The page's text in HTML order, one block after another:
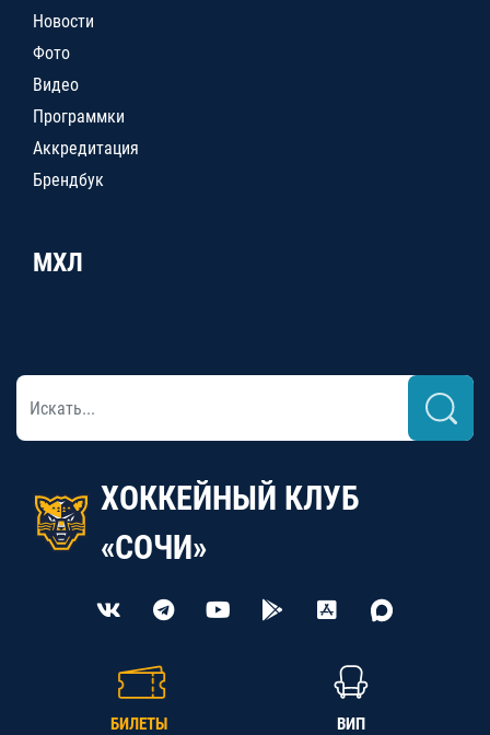
Новости
Фото
Видео
Программки
Аккредитация
Брендбук
МХЛ
ХОККЕЙНЫЙ КЛУБ
«СОЧИ»
БИЛЕТЫ ВИП